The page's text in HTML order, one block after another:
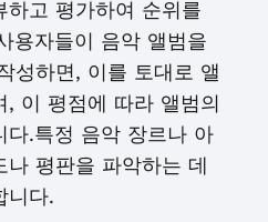
하고 평가하여 순위를
용자들이 음악 앨범을
성하면, 이를 토대로 앨
, 이 평점에 따라 앨범의
다.특정 음악 장르나 아
나 평판을 파악하는 데
니다.